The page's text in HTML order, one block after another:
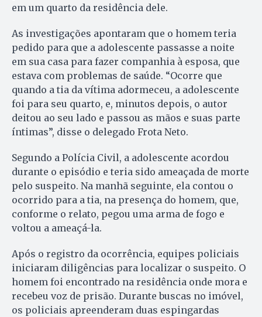
em um quarto da residência dele.
As investigações apontaram que o homem teria
pedido para que a adolescente passasse a noite
em sua casa para fazer companhia à esposa, que
estava com problemas de saúde. “Ocorre que
quando a tia da vítima adormeceu, a adolescente
foi para seu quarto, e, minutos depois, o autor
deitou ao seu lado e passou as mãos e suas parte
íntimas”, disse o delegado Frota Neto.
Segundo a Polícia Civil, a adolescente acordou
durante o episódio e teria sido ameaçada de morte
pelo suspeito. Na manhã seguinte, ela contou o
ocorrido para a tia, na presença do homem, que,
conforme o relato, pegou uma arma de fogo e
voltou a ameaçá-la.
Após o registro da ocorrência, equipes policiais
iniciaram diligências para localizar o suspeito. O
homem foi encontrado na residência onde mora e
recebeu voz de prisão. Durante buscas no imóvel,
os policiais apreenderam duas espingardas